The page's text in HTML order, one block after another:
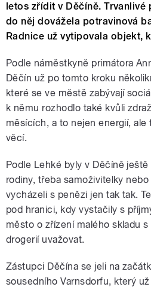
letos zřídit v Děčíně.
do něj dovážela potravinová
Radnice už vytipovala objekt,
Podle náměstkyně primátora
Děčín už po tomto kroku
které se ve městě zabývají
k němu rozhodlo také kvůli
měsících, a to nejen energií, ale
věcí.
Podle Lehké byly v Děčíně
rodiny, třeba samoživitelky
vycházeli s penězi jen tak tak.
pod hranici, kdy vystačily s
město o zřízení malého skladu
drogerií uvažovat.
Zástupci Děčína se jeli na
sousedního Varnsdorfu, který